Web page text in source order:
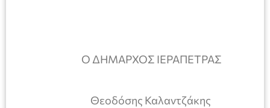
Ο ΔΗΜΑΡΧΟΣ ΙΕΡΑΠΕΤΡΑΣ
Θεοδόσης Καλαντζάκης